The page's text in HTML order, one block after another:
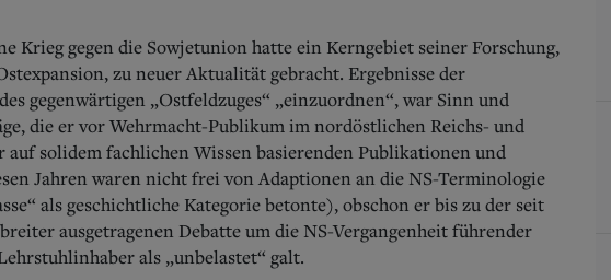
Krieg gegen die Sowjetunion hatte ein Kerngebiet seiner Forschung,
zu neuer Aktualität gebracht. Ergebnisse der
gegenwärtigen „Ostfeldzuges“ „einzuordnen“, war Sinn und
die er vor Wehrmacht-Publikum im nordöstlichen Reichs- und
auf solidem fachlichen Wissen basierenden Publikationen und
Jahren waren nicht frei von Adaptionen an die NS-Terminologie
als geschichtliche Kategorie betonte), obschon er bis zu der seit
ausgetragenen Debatte um die NS-Vergangenheit führender
als „unbelastet“ galt.